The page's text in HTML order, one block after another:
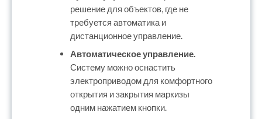
решение для объектов, где не
требуется автоматика и
дистанционное управление.
Автоматическое управление.
Систему можно оснастить
электроприводом для комфортного
открытия и закрытия маркизы
одним нажатием кнопки.